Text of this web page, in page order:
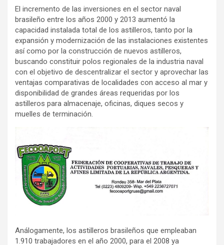
El incremento de las inversiones en el sector naval
brasileño entre los años 2000 y 2013 aumentó la
capacidad instalada total de los astilleros, tanto por la
expansión y modernización de las instalaciones existentes
así como por la construcción de nuevos astilleros,
buscando constituir polos regionales de la industria naval
con el objetivo de descentralizar el sector y aprovechar las
ventajas comparativas de localidades con acceso al mar y
disponibilidad de grandes áreas requeridas por los
astilleros para almacenaje, oficinas, diques secos y
muelles de terminación.
Análogamente, los astilleros brasileños que empleaban
1.910 trabajadores en el año 2000, para el 2008 ya